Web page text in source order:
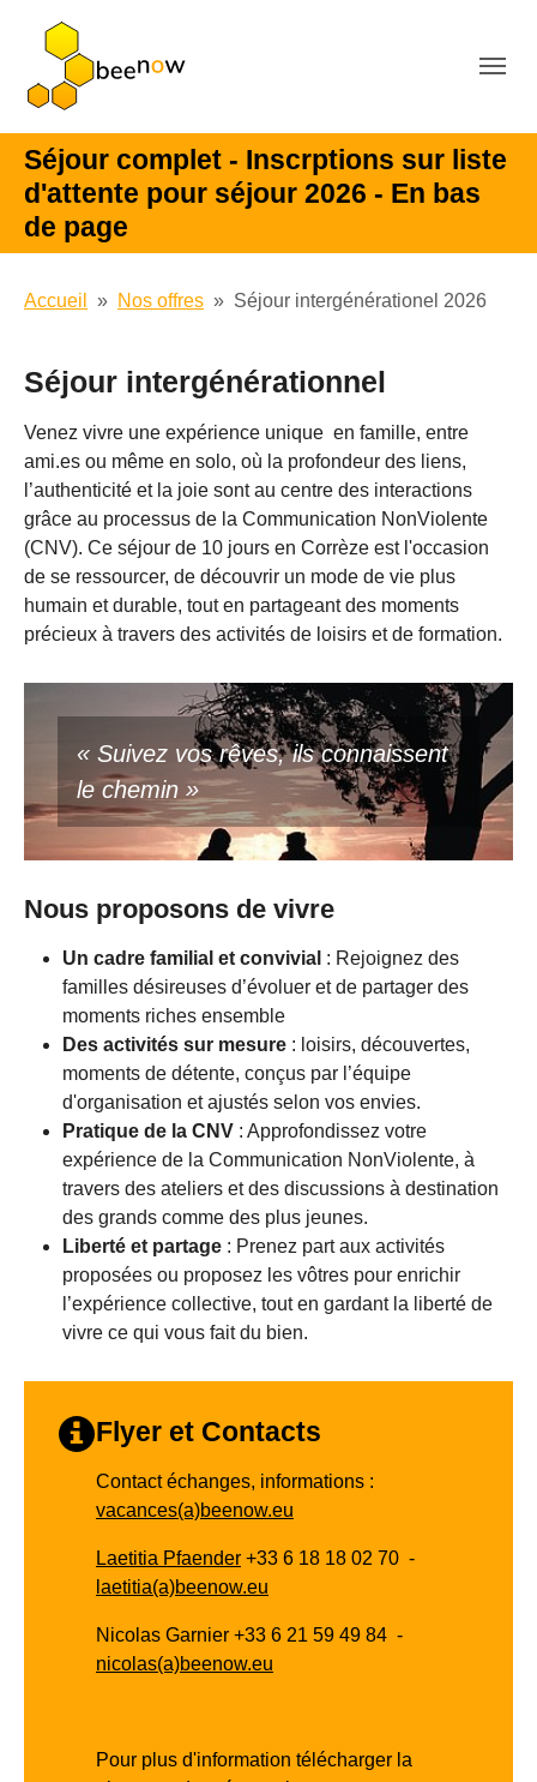
Séjour complet - Inscrptions sur liste
d'attente pour séjour 2026 - En bas
de page
Accueil Nos offres Séjour intergénérationel 2026
Séjour intergénérationnel
Venez vivre une expérience unique en famille, entre
ami.es ou même en solo, où la profondeur des liens,
l’authenticité et la joie sont au centre des interactions
grâce au processus de la Communication NonViolente
(CNV). Ce séjour de 10 jours en Corrèze est l'occasion
de se ressourcer, de découvrir un mode de vie plus
humain et durable, tout en partageant des moments
précieux à travers des activités de loisirs et de formation.
« Suivez vos rêves, ils connaissent
le chemin »
Nous proposons de vivre
Un cadre familial et convivial : Rejoignez des
familles désireuses d’évoluer et de partager des
moments riches ensemble
Des activités sur mesure : loisirs, découvertes,
moments de détente, conçus par l’équipe
d'organisation et ajustés selon vos envies.
Pratique de la CNV : Approfondissez votre
expérience de la Communication NonViolente, à
travers des ateliers et des discussions à destination
des grands comme des plus jeunes.
⁠Liberté et partage : Prenez part aux activités
proposées ou proposez les vôtres pour enrichir
l’expérience collective, tout en gardant la liberté de
vivre ce qui vous fait du bien.
Flyer et Contacts
Contact échanges, informations :
vacances(a)beenow.eu
Laetitia Pfaender +33 6 18 18 02 70 -
laetitia(a)beenow.eu
Nicolas Garnier +33 6 21 59 49 84 -
nicolas(a)beenow.eu
Pour plus d'information télécharger la